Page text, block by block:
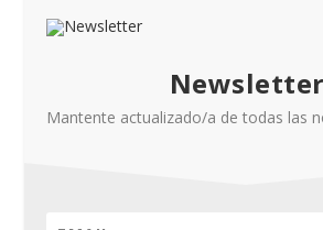
Newsletter
Mantente actualizado/a de todas las